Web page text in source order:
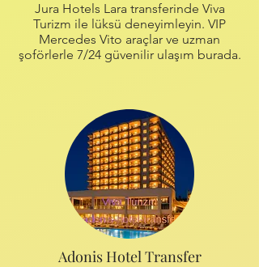
Jura Hotels Lara transferinde Viva
Turizm ile lüksü deneyimleyin. VIP
Mercedes Vito araçlar ve uzman
şoförlerle 7/24 güvenilir ulaşım burada.
Adonis Hotel Transfer